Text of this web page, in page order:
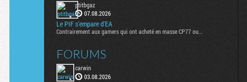
ptitbgaz
07.08.2026
Le PIF s'empare d'EA
Contrairement aux gamers qui ont acheté en masse CP77 ou...
FORUMS
carwin
03.08.2026